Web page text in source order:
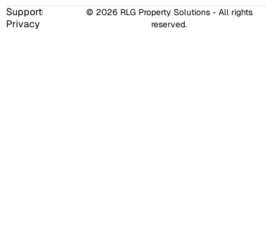
© 2026 RLG Property Solutions - All rights
reserved.
Support
Privacy